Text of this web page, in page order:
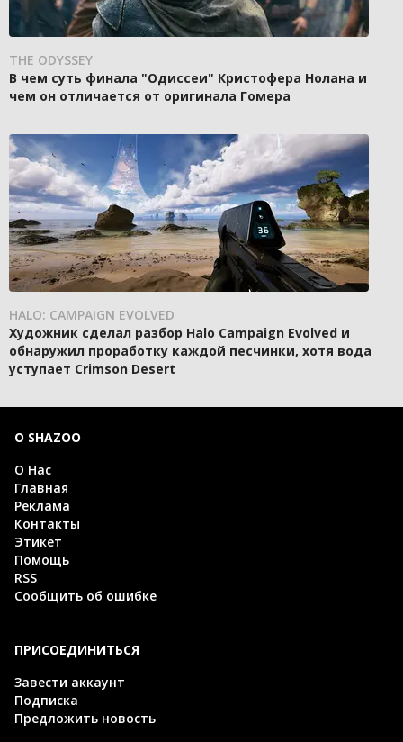
THE ODYSSEY
В чем суть финала "Одиссеи" Кристофера Нолана и
чем он отличается от оригинала Гомера
HALO: CAMPAIGN EVOLVED
Художник сделал разбор Halo Campaign Evolved и
обнаружил проработку каждой песчинки, хотя вода
уступает Crimson Desert
О SHAZOO
О Нас
Главная
Реклама
Контакты
Этикет
Помощь
RSS
Сообщить об ошибке
ПРИСОЕДИНИТЬСЯ
Завести аккаунт
Подписка
Предложить новость